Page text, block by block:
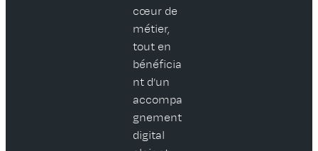
cœur de
métier,
tout en
bénéficia
nt d’un
accompa
gnement
digital